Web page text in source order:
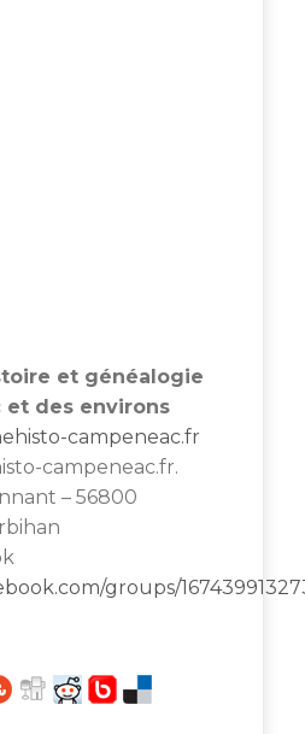
et généalogie
et des environs
campeneac.fr
campeneac.fr.
– 56800
groups/